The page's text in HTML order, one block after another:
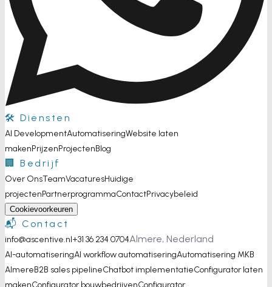
🛠️ Diensten
AI DevelopmentAutomatiseringWebsite laten
makenPrijzenProjectenBlog
🏢 Bedrijf
Over OnsTeamVacaturesHuidige
projectenPartnerprogrammaContactPrivacybeleid
Cookievoorkeuren
📬 Contact
info@ascentive.nl+31 36 234 0704Almere, Nederland
AI-automatiseringAI workflow automatiseringAutomatisering MKB
AlmereB2B sales pipelineChatbot implementatieConfigurator laten
makenConfigurator bouwbedrijvenConfigurator